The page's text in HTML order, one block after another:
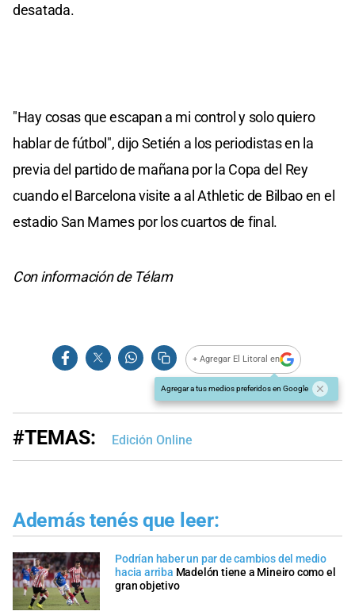
desatada.
"Hay cosas que escapan a mi control y solo quiero
hablar de fútbol", dijo Setién a los periodistas en la
previa del partido de mañana por la Copa del Rey
cuando el Barcelona visite a al Athletic de Bilbao en el
estadio San Mames por los cuartos de final.
Con información de Télam
+ Agregar El Litoral en
Agregar a tus medios preferidos en Google
#TEMAS: Edición Online
Además tenés que leer:
Podrían haber un par de cambios del medio
hacia arriba Madelón tiene a Mineiro como el
gran objetivo